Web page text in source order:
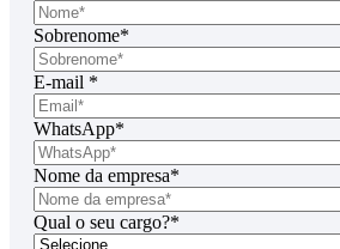
Sobrenome*
E-mail *
WhatsApp*
Nome da empresa*
Qual o seu cargo?*